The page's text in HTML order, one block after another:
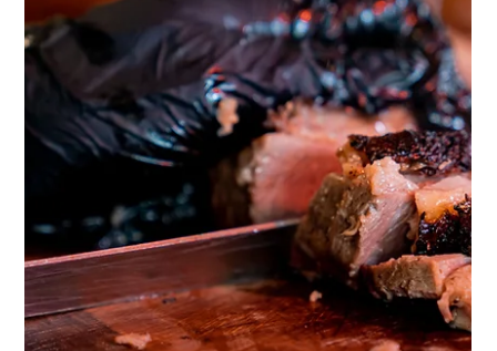
toutes partag